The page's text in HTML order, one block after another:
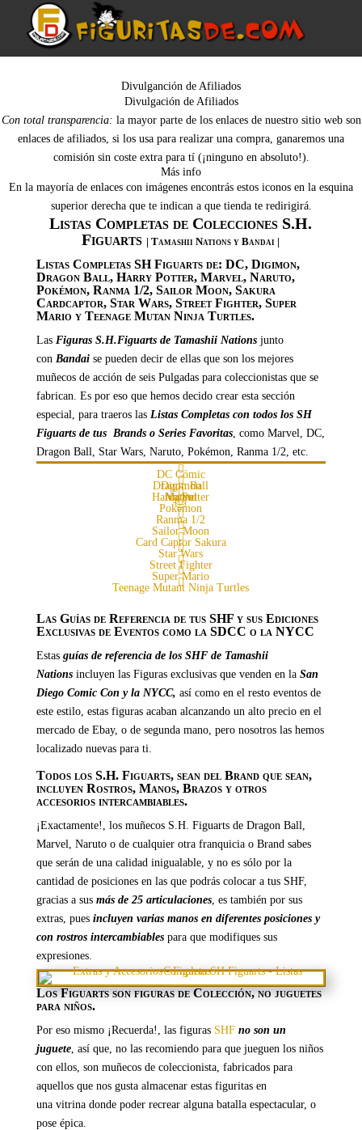
Divulganción de Afiliados
Divulgación de Afiliados
Con total transparencia: la mayor parte de los enlaces de nuestro sitio web son
enlaces de afiliados, si los usa para realizar una compra, ganaremos una
comisión sin coste extra para tí (¡ninguno en absoluto!).
Más info
En la mayoría de enlaces con imágenes encontrás estos iconos en la esquina
superior derecha que te indican a que tienda te redirigirá.
Listas Completas de Colecciones S.H.
Figuarts | Tamashii Nations y Bandai |
Listas Completas SH Figuarts de: DC, Digimon,
Dragon Ball, Harry Potter, Marvel, Naruto,
Pokémon, Ranma 1/2, Sailor Moon, Sakura
Cardcaptor, Star Wars, Street Fighter, Super
Mario y Teenage Mutan Ninja Turtles.
Las Figuras S.H.Figuarts de Tamashii Nationsjunto
con Bandai se pueden decir de ellas que son los mejores
muñecos de acción de seis Pulgadas para coleccionistas que se
fabrican. Es por eso que hemos decido crear esta sección
especial, para traeros las Listas Completas con todos los SH
Figuarts de tus Brands o Series Favoritas, como Marvel, DC,
Dragon Ball, Star Wars, Naruto, Pokémon, Ranma 1/2, etc.
DC Cómic
Digimon
Dragon Ball
Harry Potter
Marvel
Naruto
Pokémon
Ranma 1/2
Sailor Moon
Card Captor Sakura
Star Wars
Street Fighter
Super Mario
Teenage Mutant Ninja Turtles
Las Guías de Referencia de tus SHF y sus Ediciones
Exclusivas de Eventos como la SDCC o la NYCC
Estas guías de referencia de los SHF de Tamashii
Nations incluyen las Figuras exclusivas que venden en la San
Diego Comic Con y la NYCC, así como en el resto eventos de
este estilo, estas figuras acaban alcanzando un alto precio en el
mercado de Ebay, o de segunda mano, pero nosotros las hemos
localizado nuevas para ti.
Todos los S.H. Figuarts, sean del Brand que sean,
incluyen Rostros, Manos, Brazos y otros
accesorios intercambiables.
¡Exactamente!, los muñecos S.H. Figuarts de Dragon Ball,
Marvel, Naruto o de cualquier otra franquicia o Brand sabes
que serán de una calidad inigualable, y no es sólo por la
cantidad de posiciones en las que podrás colocar a tus SHF,
gracias a sus más de 25 articulaciones, es también por sus
extras, pues incluyen varias manos en diferentes posiciones y
con rostros intercambiables para que modifiques sus
expresiones.
Los Figuarts son figuras de Colección, no juguetes
para niños.
Por eso mismo ¡Recuerda!, las figuras SHF no son un
juguete, así que, no las recomiendo para que jueguen los niños
con ellos, son muñecos de coleccionista, fabricados para
aquellos que nos gusta almacenar estas figuritas en
una vitrina donde poder recrear alguna batalla espectacular, o
pose épica.